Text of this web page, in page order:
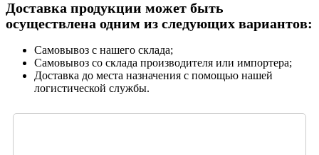
Доставка продукции может быть
осуществлена одним из следующих вариантов:
Самовывоз с нашего склада;
Самовывоз со склада производителя или импортера;
Доставка до места назначения с помощью нашей
логистической службы.